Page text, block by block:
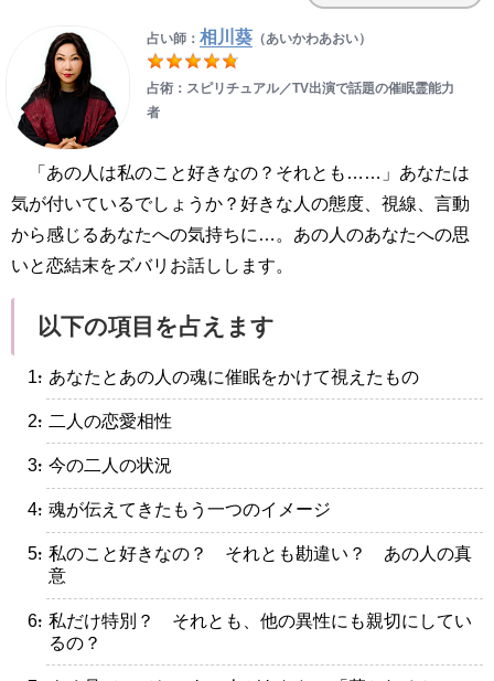
占い師： 相川葵（あいかわあおい）
占術：スピリチュアル／TV出演で話題の催眠霊能力
者
「あの人は私のこと好きなの？それとも……」あなたは
気が付いているでしょうか？好きな人の態度、視線、言動
から感じるあなたへの気持ちに…。あの人のあなたへの思
いと恋結末をズバリお話しします。
以下の項目を占えます
・あなたとあの人の魂に催眠をかけて視えたもの
・二人の恋愛相性
・今の二人の状況
・魂が伝えてきたもう一つのイメージ
・私のこと好きなの？ それとも勘違い？ あの人の真
意
・私だけ特別？ それとも、他の異性にも親切にしてい
るの？